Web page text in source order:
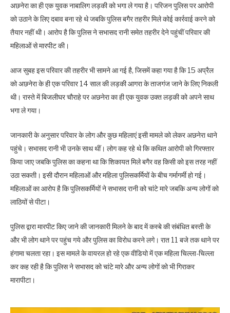
अछनेरा का ही एक युवक नाबालिग लड़की को भगा ले गया है। परिजन पुलिस पर आरोपी
को उठाने के लिए दबाव बना रहे थे जबकि पुलिस बगैर तहरीर मिले कोई कार्रवाई करने को
तैयार नहीं थी। आरोप है कि पुलिस ने सभासद रानी समेत तहरीर देने पहुंचीं परिवार की
महिलाओं से मारपीट की।
आज सुबह इस परिवार की तहरीर भी सामने आ गई है, जिसमें कहा गया है कि 15 अप्रैल
को अछनेरा के ही एक परिवार 14 साल की लड़की आगरा के ताजगंज जाने के लिए निकली
थी। रास्ते में बिजलीघर चौराहे पर अछनेरा का ही एक युवक उक्त लड़की को अपने साथ
भगा ले गया।
जानकारी के अनुसार परिवार के लोग और कुछ महिलाएं इसी मामले को लेकर अछनेरा थाने
पहुंचे। सभासद रानी भी उनके साथ थीं। लोग कह रहे थे कि कथित आरोपी को गिरफ्तार
किया जाए जबकि पुलिस का कहना था कि शिकायत मिले बगैर वह किसी को इस तरह नहीं
उठा सकती। इसी दौरान महिलाओं और महिला पुलिसकर्मियों के बीच गर्मागर्मी हो गई।
महिलाओं का आरोप है कि पुलिसकर्मियों ने सभासद रानी को चांटे मारे जबकि अन्य लोगों को
लाठियों से पीटा।
पुलिस द्वारा मारपीट किए जाने की जानकारी मिलने के बाद में कस्बे की संबंधित बस्ती के
और भी लोग थाने पर पहुंच गये और पुलिस का विरोध करने लगे। रात 11 बजे तक थाने पर
हंगामा चलता रहा। इस मामले के वायरल हो रहे एक वीडियो में एक महिला चिल्ला-चिल्ला
कर कह रही है कि पुलिस ने सभासद को चांटे मारे और अन्य लोगों को भी गिराकर
मारापीटा।